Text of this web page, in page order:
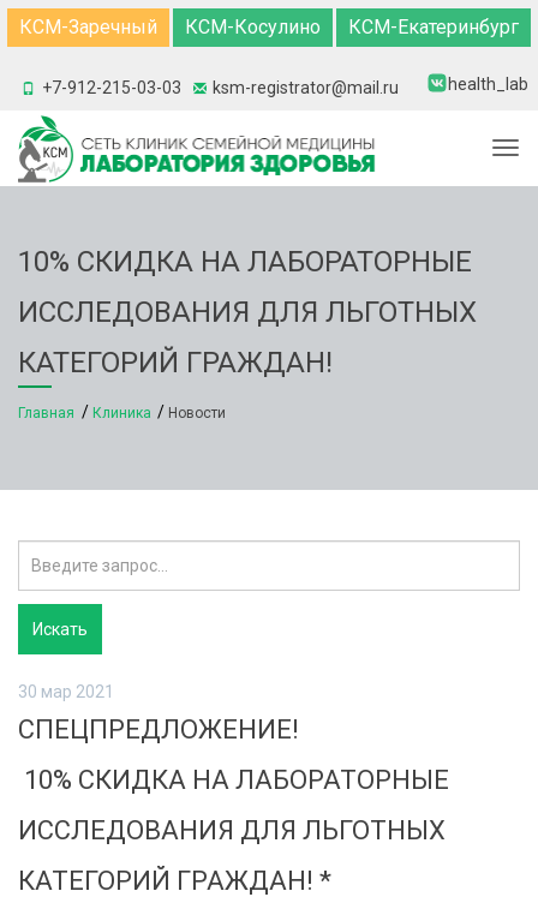
КСМ-Заречный КСМ-Косулино КСМ-Екатеринбург
+7-912-215-03-03 ksm-registrator@mail.ru health_lab
10% СКИДКА НА ЛАБОРАТОРНЫЕ
ИССЛЕДОВАНИЯ ДЛЯ ЛЬГОТНЫХ
КАТЕГОРИЙ ГРАЖДАН!
Главная Клиника Новости
30 мар 2021
СПЕЦПРЕДЛОЖЕНИЕ!
10% СКИДКА НА ЛАБОРАТОРНЫЕ
ИССЛЕДОВАНИЯ ДЛЯ ЛЬГОТНЫХ
КАТЕГОРИЙ ГРАЖДАН! *